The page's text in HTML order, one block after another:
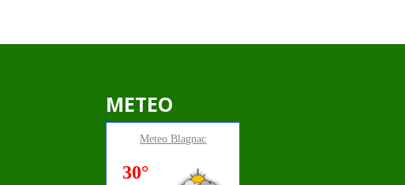
METEO
MeteoBlagnac